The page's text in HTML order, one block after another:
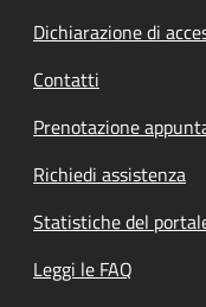
Dichiarazione di
Contatti
Prenotazione
Richiedi assistenza
Statistiche del
Leggi le FAQ